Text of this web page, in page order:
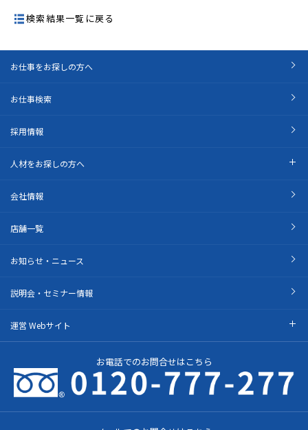
検索結果一覧に戻る
お仕事をお探しの方へ
お仕事検索
採用情報
人材をお探しの方へ
会社情報
店舗一覧
お知らせ・ニュース
説明会・セミナー情報
運営 Webサイト
お電話でのお問合せはこちら